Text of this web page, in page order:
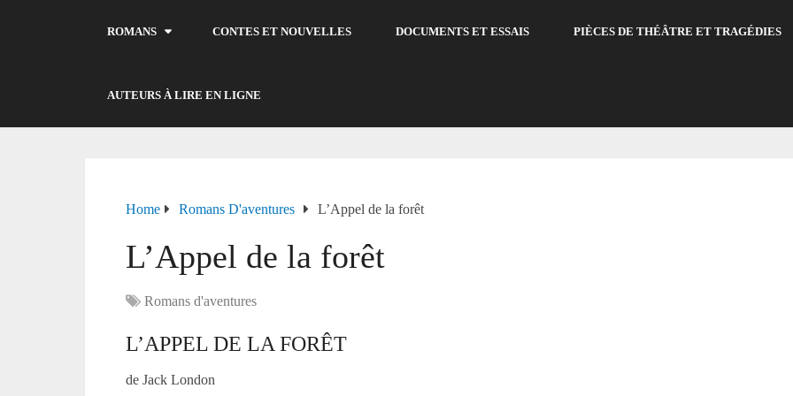
ROMANS CONTES ET NOUVELLES DOCUMENTS ET ESSAIS PIÈCES DE THÉÂTRE ET TRAGÉDIES
AUTEURS À LIRE EN LIGNE
Home Romans D'aventures L’Appel de la forêt
L’Appel de la forêt
Romans d'aventures
L’APPEL DE LA FORÊT
de Jack London